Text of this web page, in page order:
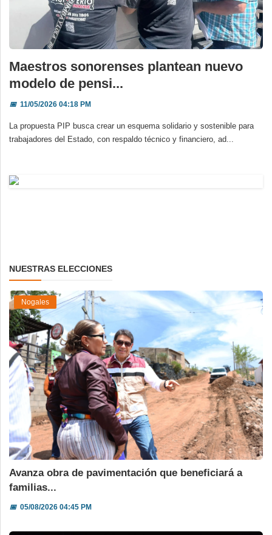
Maestros sonorenses plantean nuevo
modelo de pensi...
📅11/05/2026 04:18 PM
La propuesta PIP busca crear un esquema solidario y sostenible para
trabajadores del Estado, con respaldo técnico y financiero, ad...
NUESTRAS ELECCIONES
Nogales
Avanza obra de pavimentación que beneficiará a
familias...
📅05/08/2026 04:45 PM